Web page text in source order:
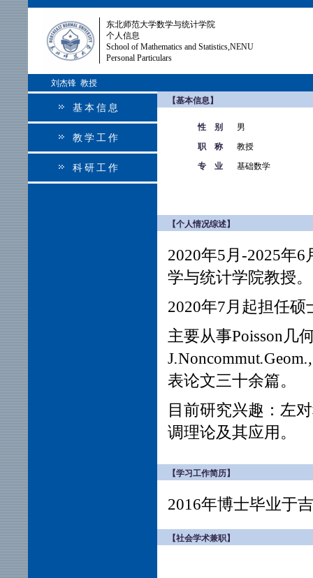
东北师范大学数学与统计学院
个人信息
School of Mathematics and Statistics,NENU
Personal Particulars
刘杰锋 教授
基本信息
教学工作
科研工作
【基本信息】
性 别
男
职 称
教授
专 业
基础数学
【个人情况综述】
2020年5 月-2025年
学与统计学院教授。
2020年7 月起担任硕
主要从事Poisson几
J.Noncommut.Geom
表论文三十余篇。
目前研究兴趣：左
调理论及其应用。
【学习工作简历】
2016年博士毕业于
【社会学术兼职】